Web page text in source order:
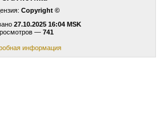
Copyright ©
27.10.2025 16:04 MSK
— 741
информация